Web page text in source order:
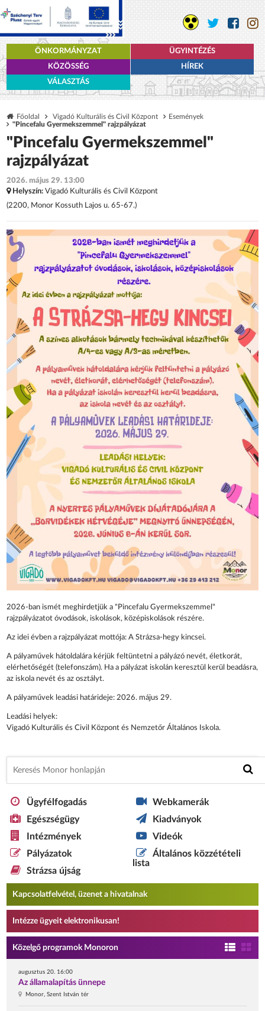
ÖNKORMÁNYZAT
ÜGYINTÉZÉS
KÖZÖSSÉG
HÍREK
VÁLASZTÁS
Főoldal Vigadó Kulturális és Civil Központ
Események
"Pincefalu Gyermekszemmel" rajzpályázat
"Pincefalu Gyermekszemmel"
rajzpályázat
2026. május 29. 13:00
Helyszín: Vigadó Kulturális és Civil Központ
(2200, Monor Kossuth Lajos u. 65-67.)
2026-ban ismét meghirdetjük a "Pincefalu Gyermekszemmel"
rajzpályázatot óvodások, iskolások, középiskolások részére.
Az idei évben a rajzpályázat mottója: A Strázsa-hegy kincsei.
A pályaművek hátoldalára kérjük feltüntetni a pályázó nevét, életkorát,
elérhetőségét (telefonszám). Ha a pályázat iskolán keresztül kerül beadásra,
az iskola nevét és az osztályt.
A pályaművek leadási határideje: 2026. május 29.
Leadási helyek:
Vigadó Kulturális és Civil Központ és Nemzetőr Általános Iskola.
Ügyfélfogadás
Egészségügy
Intézmények
Pályázatok
Strázsa újság
Webkamerák
Kiadványok
Videók
Általános közzétételi
lista
Kapcsolatfelvétel, üzenet a hivatalnak
Intézze ügyeit elektronikusan!
Közelgő programok Monoron
augusztus 20. 16:00
Az államalapítás ünnepe
Monor, Szent István tér